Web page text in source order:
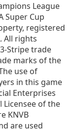
League
Super Cup
registered
All rights
Stripe trade
marks of the
use of
in this game
Enterprises
Licensee of the
KNVB
are used